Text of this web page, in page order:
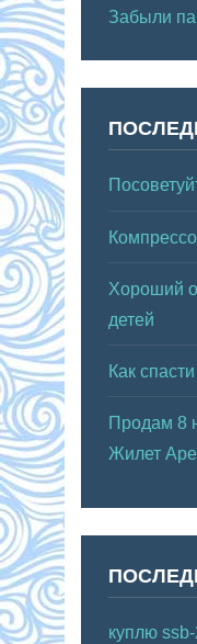
Забыли
Хороший
детей
Как
Продам 8
Жилет
куплю